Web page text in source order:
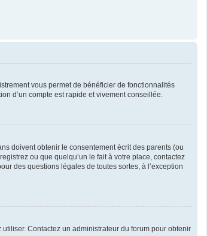
vous permet de bénéficier de fonctionnalités
d’un compte est rapide et vivement conseillée.
doivent obtenir le consentement écrit des parents (ou
ou que quelqu’un le fait à votre place, contactez
des questions légales de toutes sortes, à l’exception
Contactez un administrateur du forum pour obtenir